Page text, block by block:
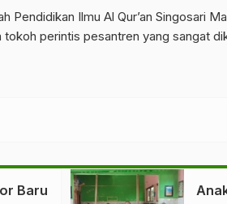
Pendidikan Ilmu Al Qur’an Singosari
tokoh perintis pesantren yang sangat
Baru